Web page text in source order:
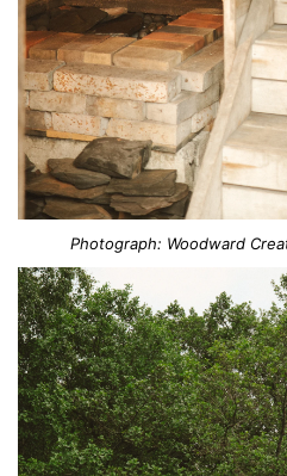
Photograph: Woodward